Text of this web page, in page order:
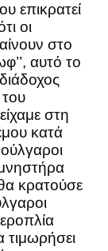
επικρατεί
οι
στο
αυτό το
στη
κατά
κρατούσε
τιμωρήσει